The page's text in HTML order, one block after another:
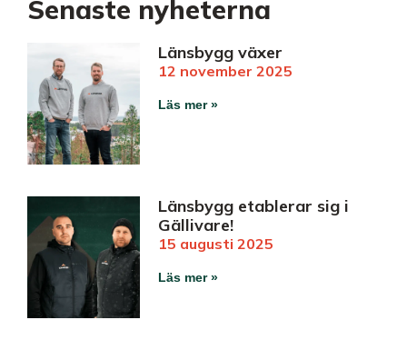
Senaste nyheterna
Länsbygg växer
12 november 2025
Läs mer »
Länsbygg etablerar sig i
Gällivare!
15 augusti 2025
Läs mer »